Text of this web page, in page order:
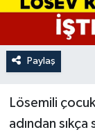
Paylaş
Lösemili
adından